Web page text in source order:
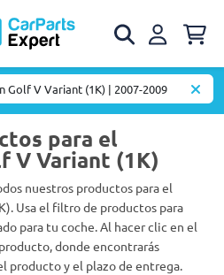
V Variant (1K) | 2007-2009
para el
V Variant (1K)
nuestros productos para el
Usa el filtro de productos para
para tu coche. Al hacer clic en el
donde encontrarás
producto y el plazo de entrega.